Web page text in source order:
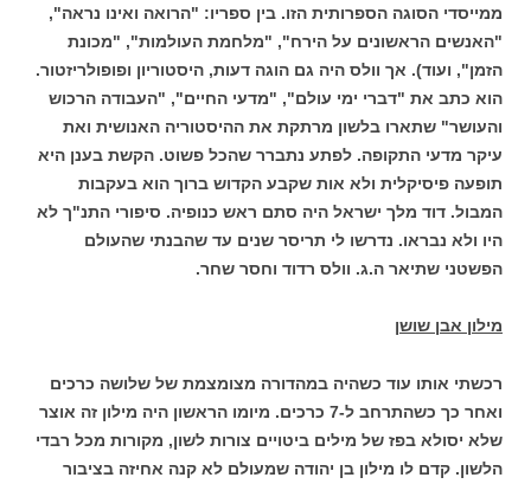
ממייסדי הסוגה הספרותית הזו. בין ספריו: "הרואה ואינו נראה",
"האנשים הראשונים על הירח", "מלחמת העולמות", "מכונת
הזמן", ועוד). אך וולס היה גם הוגה דעות, היסטוריון ופופולריזטור.
הוא כתב את "דברי ימי עולם", "מדעי החיים", "העבודה הרכוש
והעושר" שתארו בלשון מרתקת את ההיסטוריה האנושית ואת
עיקר מדעי התקופה. לפתע נתברר שהכל פשוט. הקשת בענן היא
תופעה פיסיקלית ולא אות שקבע הקדוש ברוך הוא בעקבות
המבול. דוד מלך ישראל היה סתם ראש כנופיה. סיפורי התנ"ך לא
היו ולא נבראו. נדרשו לי תריסר שנים עד שהבנתי שהעולם
הפשטני שתיאר ה.ג. וולס רדוד וחסר שחר.
מילון אבן שושן
רכשתי אותו עוד כשהיה במהדורה מצומצמת של שלושה כרכים
ואחר כך כשהתרחב ל-7 כרכים. מיומו הראשון היה מילון זה אוצר
שלא יסולא בפז של מילים ביטויים צורות לשון, מקורות מכל רבדי
הלשון. קדם לו מילון בן יהודה שמעולם לא קנה אחיזה בציבור